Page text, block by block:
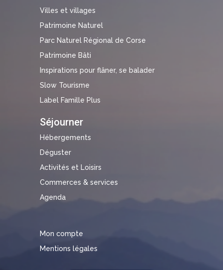
Villes et villages
Patrimoine Naturel
Parc Naturel Régional de Corse
Patrimoine Bâti
Inspirations pour flâner, se balader
Slow Tourisme
Label Famille Plus
Séjourner
Hébergements
Déguster
Activités et Loisirs
Commerces & services
Agenda
Mon compte
Mentions légales